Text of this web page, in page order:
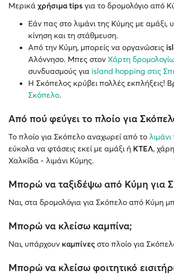
Μερικά χρήσιμα tips για το δρομολόγιο από
Εάν πας στο λιμάνι της Κύμης με
κίνηση και τη στάθμευση.
Από την Κύμη, μπορείς να οργανώσεις
Αλόννησο. Μπες στον Χάρτη
συνδυασμούς για island hopping στις
Η Σκόπελος κρύβει πολλές εκπλήξεις!
Σκόπελο.
Από πού φεύγει το πλοίο για
Το πλοίο για Σκόπελο αναχωρεί από το
εύκολα να φτάσεις εκεί με αμάξι ή ΚΤΕΛ,
Χαλκίδα - λιμάνι Κύμης.
Μπορώ να ταξιδέψω από Κύμη για
Ναι, στα δρομολόγια για Σκόπελο από Κύμη
Μπορώ να κλείσω καμπίνα;
Ναι, υπάρχουν καμπίνες στο πλοίο για
Μπορώ να κλείσω φοιτητικό